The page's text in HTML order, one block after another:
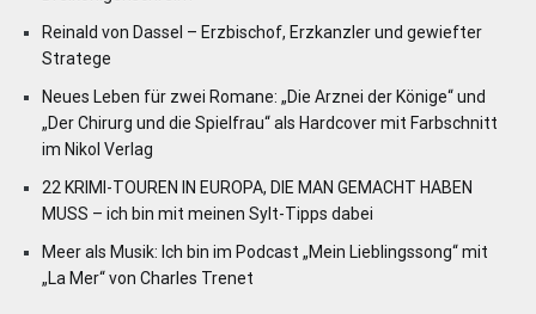
Reinald von Dassel – Erzbischof, Erzkanzler und gewiefter
Stratege
Neues Leben für zwei Romane: „Die Arznei der Könige“ und
„Der Chirurg und die Spielfrau“ als Hardcover mit Farbschnitt
im Nikol Verlag
22 KRIMI-TOUREN IN EUROPA, DIE MAN GEMACHT HABEN
MUSS – ich bin mit meinen Sylt-Tipps dabei
Meer als Musik: Ich bin im Podcast „Mein Lieblingssong“ mit
„La Mer“ von Charles Trenet